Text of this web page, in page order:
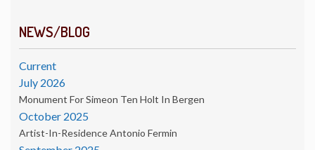
NEWS/BLOG
Current
July 2026
Monument For Simeon Ten Holt In Bergen
October 2025
Artist-In-Residence Antonio Fermin